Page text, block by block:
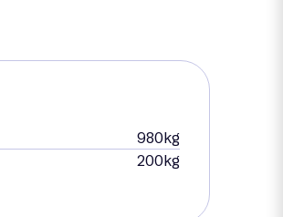
980kg
200kg